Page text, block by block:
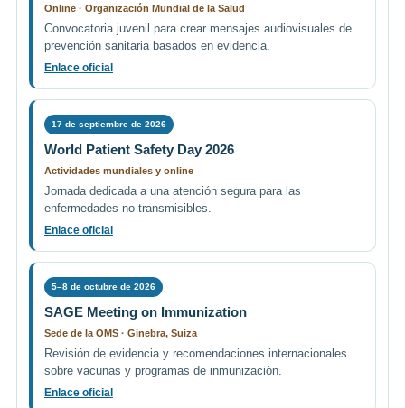
Online · Organización Mundial de la Salud
Convocatoria juvenil para crear mensajes audiovisuales de
prevención sanitaria basados en evidencia.
Enlace oficial
17 de septiembre de 2026
World Patient Safety Day 2026
Actividades mundiales y online
Jornada dedicada a una atención segura para las
enfermedades no transmisibles.
Enlace oficial
5–8 de octubre de 2026
SAGE Meeting on Immunization
Sede de la OMS · Ginebra, Suiza
Revisión de evidencia y recomendaciones internacionales
sobre vacunas y programas de inmunización.
Enlace oficial